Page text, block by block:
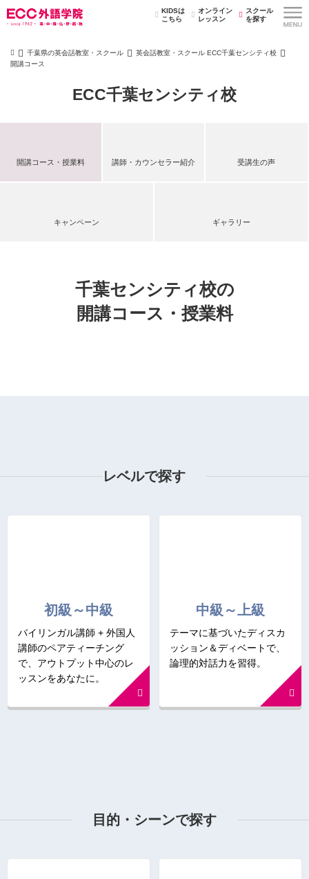
KIDSは
こちら
オンライン
レッスン
スクール
を探す
千葉県の英会話教室・スクール
英会話教室・スクール ECC千葉センシティ校
開講コース
ECC千葉センシティ校
開講コース・授業料 講師・カウンセラー紹介 受講生の声
キャンペーン ギャラリー
千葉センシティ校の
開講コース・授業料
レベルで探す
初級～中級
バイリンガル講師 + 外国人
講師のペアティーチング
で、アウトプット中心のレ
ッスンをあなたに。
中級～上級
テーマに基づいたディスカ
ッション＆ディベートで、
論理的対話力を習得。
目的・シーンで探す